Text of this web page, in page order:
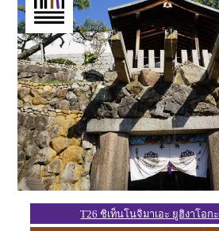
T26 ชิเท็นโนจิมาเอะ ยูฮิงาโอกะ